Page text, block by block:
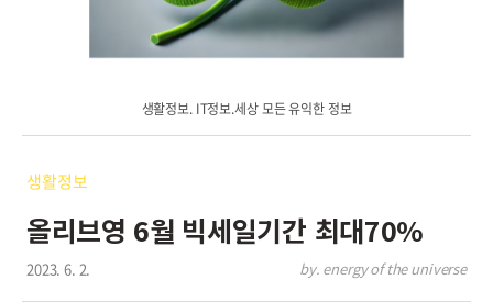
생활정보. IT정보.세상 모든 유익한 정보
생활정보
올리브영 6월 빅세일기간 최대70%
2023. 6. 2. by. energy of the universe